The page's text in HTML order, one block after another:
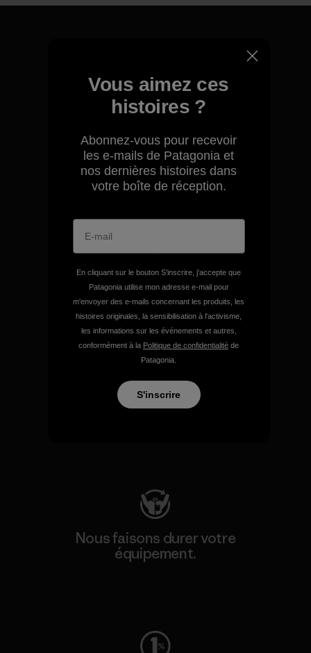
Nous garantissons tous les
produits que nous
fabriquons.
Voir la Garantie Ironclad
Nous assumons la
responsabilité de notre
impact.
Découvrez notre empreinte carbone
Nous soutenons l'activisme
de terrain.
Nous faisons durer votre
équipement.
Vous aimez ces
histoires ?
Abonnez-vous pour recevoir
les e-mails de Patagonia et
nos dernières histoires dans
votre boîte de réception.
En cliquant sur le bouton S’inscrire, j'accepte que
Patagonia utilise mon adresse e-mail pour
m'envoyer des e-mails concernant les produits, les
histoires originales, la sensibilisation à l'activisme,
les informations sur les événements et autres,
conformément à la Politique de confidentialité de
Patagonia.
S'inscrire